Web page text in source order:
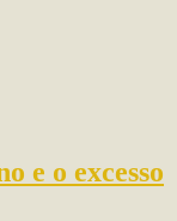
e o excesso